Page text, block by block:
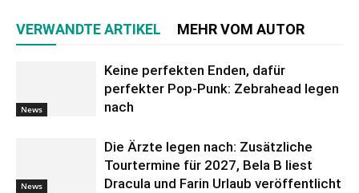
VERWANDTE ARTIKEL MEHR VOM AUTOR
News
Keine perfekten Enden, dafür
perfekter Pop-Punk: Zebrahead legen
nach
News
Die Ärzte legen nach: Zusätzliche
Tourtermine für 2027, Bela B liest
Dracula und Farin Urlaub veröffentlicht